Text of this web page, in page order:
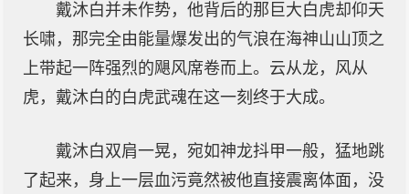
戴沐白并未作势，他背后的那巨大白虎却仰天
长啸，那完全由能量爆发出的气浪在海神山山顶之
上带起一阵强烈的飓风席卷而上。云从龙，风从
虎，戴沐白的白虎武魂在这一刻终于大成。
戴沐白双肩一晃，宛如神龙抖甲一般，猛地跳
了起来，身上一层血污竟然被他直接震离体面，没